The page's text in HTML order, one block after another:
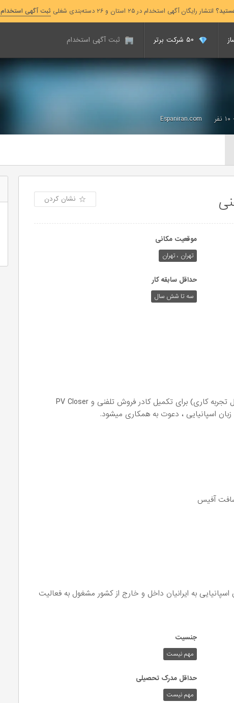
انتشار رایگان آگهی استخدام در ۲۵ استان و ۲۶ دسته‌بندی شغلی ثبت آگهی استخدام
ثبت آگهی استخدام
Espaniran.com
نشان کردن
موقعیت مکانی
تهران ، تهران
حداقل سابقه کار
سه تا شش سال
از کارشناسان با تجربه فروش تلفنی (حداقل ۳ سال تجربه کاری) برای تکمیل کادر فروش تلفنی و PV Closer
اسپانیایی ، دعوت به همکاری میشود.
آفیس
در زمینه آموزش زبان اسپانیایی به ایرانیان داخل و خارج از کشور مشغول به فعالیت
جنسیت
مهم نیست
حداقل مدرک تحصیلی
مهم نیست